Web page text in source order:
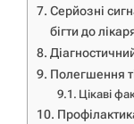
Серйозні
бігти до
Полегшення
Цікаві